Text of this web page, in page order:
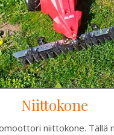
Niittokone
niittokone. Tällä